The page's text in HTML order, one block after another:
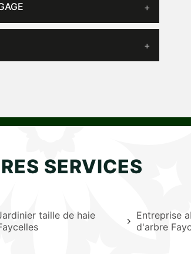
SERVICES
taille de haie
Entreprise
d'arbre